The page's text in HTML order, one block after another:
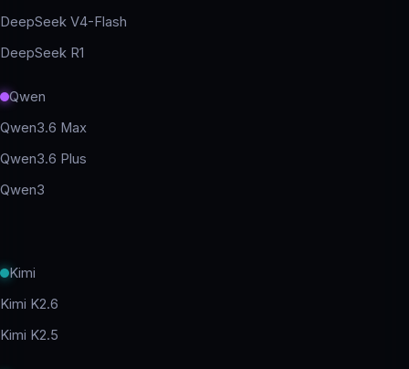
DeepSeek V4-Flash
DeepSeek R1
Qwen
Qwen3.6 Max
Qwen3.6 Plus
Qwen3
Kimi
Kimi K2.6
Kimi K2.5